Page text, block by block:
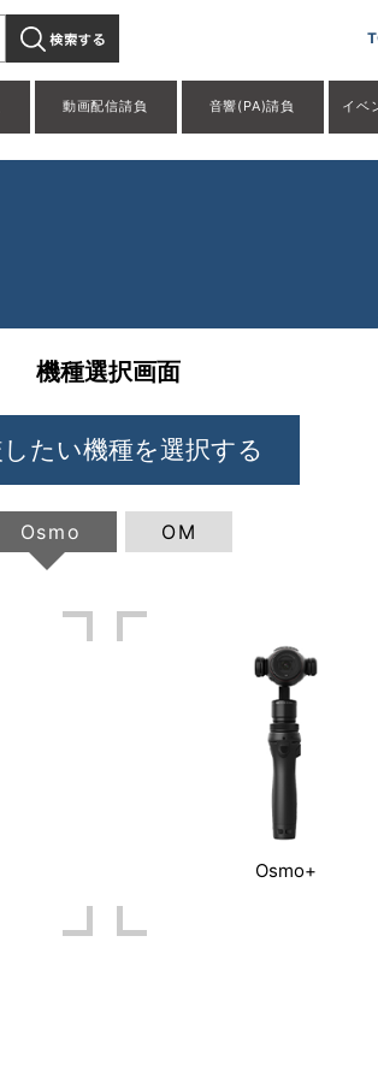
動画配信請負 音響(PA)請負 イベ
機種選択画面
Osmo OM
Osmo+